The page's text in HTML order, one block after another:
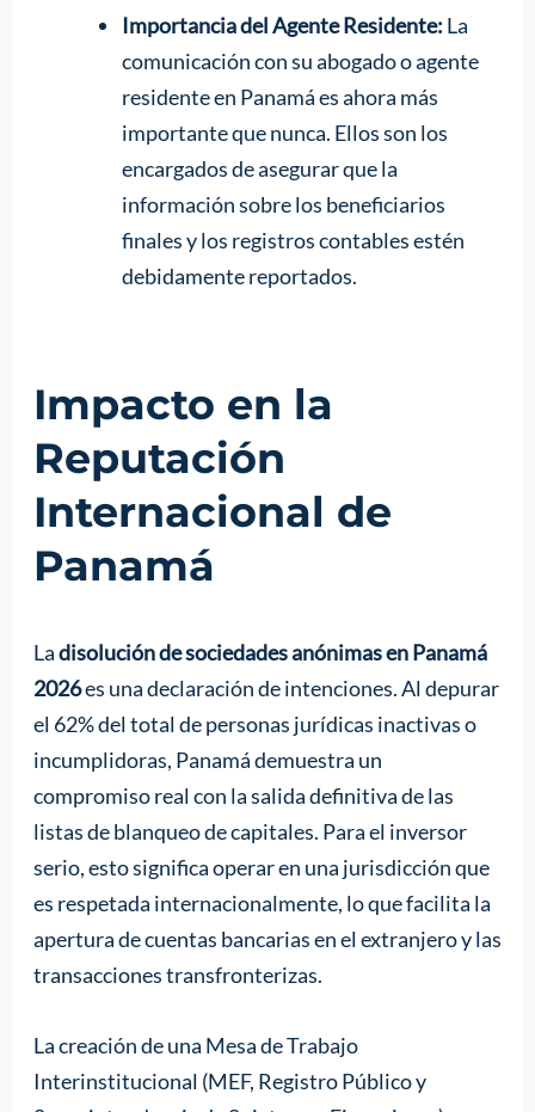
Importancia del Agente Residente: La
comunicación con su abogado o agente
residente en Panamá es ahora más
importante que nunca. Ellos son los
encargados de asegurar que la
información sobre los beneficiarios
finales y los registros contables estén
debidamente reportados.
Impacto en la
Reputación
Internacional de
Panamá
Ladisolución de sociedades anónimas en Panamá
2026es una declaración de intenciones. Al depurar
el 62% del total de personas jurídicas inactivas o
incumplidoras, Panamá demuestra un
compromiso real con la salida definitiva de las
listas de blanqueo de capitales. Para el inversor
serio, esto significa operar en una jurisdicción que
es respetada internacionalmente, lo que facilita la
apertura de cuentas bancarias en el extranjero y las
transacciones transfronterizas.
La creación de una Mesa de Trabajo
Interinstitucional (MEF, Registro Público y